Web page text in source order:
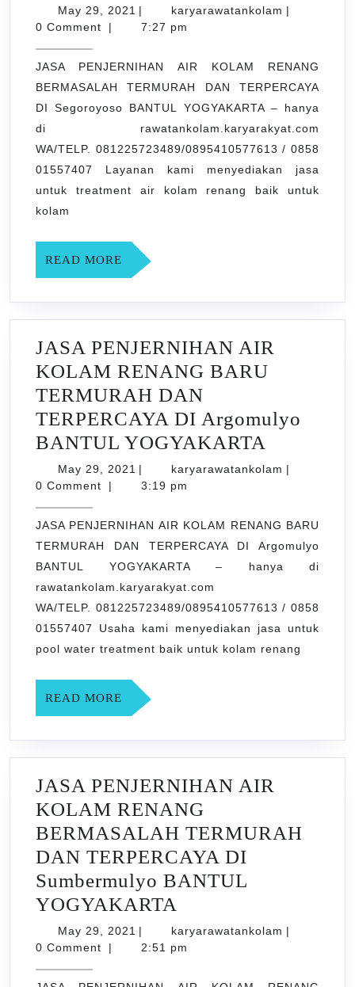
PENJERNIHAN
AIR
RENANG
BERMASALAH
TERMURAH
DAN
TERPERCAYA
DI
May 29, 2021 May
29,
| karyarawatankolam |
0 Comment
| 7:27 pm
JASA PENJERNIHAN AIR KOLAM RENANG
BERMASALAH TERMURAH DAN TERPERCAYA
DI Segoroyoso BANTUL YOGYAKARTA – hanya
di rawatankolam.karyarakyat.com
WA/TELP. 081225723489/0895410577613 / 0858
01557407 Layanan kami menyediakan jasa
untuk treatment air kolam renang baik untuk
kolam
READ MORE READ
MORE
JASA PENJERNIHAN AIR
KOLAM RENANG BARU
TERMURAH DAN
TERPERCAYA DI Argomulyo
BANTUL YOGYAKARTA
RENANG
BARU
DAN
DI
May 29, 2021 May
29,
| karyarawatankolam |
0 Comment
| 3:19 pm
JASA PENJERNIHAN AIR KOLAM RENANG BARU
TERMURAH DAN TERPERCAYA DI Argomulyo
BANTUL YOGYAKARTA – hanya di
rawatankolam.karyarakyat.com
WA/TELP. 081225723489/0895410577613 / 0858
01557407 Usaha kami menyediakan jasa untuk
pool water treatment baik untuk kolam renang
READ MORE READ
MORE
JASA PENJERNIHAN AIR
KOLAM RENANG
BERMASALAH TERMURAH
DAN TERPERCAYA DI
Sumbermulyo BANTUL
YOGYAKARTA
PENJERNIHAN
AIR
May 29, 2021 May
29,
| karyarawatankolam |
0 Comment
| 2:51 pm